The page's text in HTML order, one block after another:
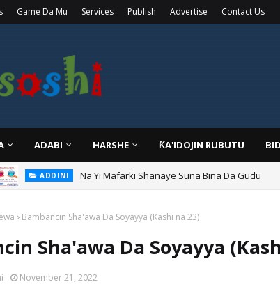
Game Da Mu Services Publish Advertise Contact Us
ADABI HARSHE ƘA'IDOJIN RUBUTU
ADDINI Na Yi Mafarki Ana Bikina, Kafin A Daura Aure Sai
Bambancin Sha'awa Da Soyayya (Kashi na 23)
Sha'awa Da Soyayya
November 21, 2022